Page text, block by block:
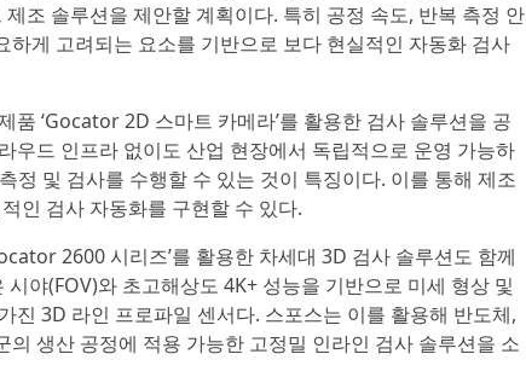
조 솔루션을 제안할 계획이다. 특히 공정 속도, 반복 측정 안
하게 고려되는 요소를 기반으로 보다 현실적인 자동화 검사
‘Gocator 2D 스마트 카메라’를 활용한 검사 솔루션을 공
우드 인프라 없이도 산업 현장에서 독립적으로 운영 가능하
정 및 검사를 수행할 수 있는 것이 특징이다. 이를 통해 제조
인 검사 자동화를 구현할 수 있다.
2600 시리즈’를 활용한 차세대 3D 검사 솔루션도 함께
야(FOV)와 초고해상도 4K+ 성능을 기반으로 미세 형상 및
진 3D 라인 프로파일 센서다. 스포스는 이를 활용해 반도체,
생산 공정에 적용 가능한 고정밀 인라인 검사 솔루션을 소